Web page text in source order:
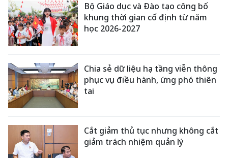
Bộ Giáo dục và Đào tạo công bố
khung thời gian cố định từ năm
học 2026-2027
Chia sẻ dữ liệu hạ tầng viễn thông
phục vụ điều hành, ứng phó thiên
tai
Cắt giảm thủ tục nhưng không cắt
giảm trách nhiệm quản lý